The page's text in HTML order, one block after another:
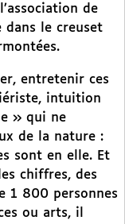
de
dans le creuset
entretenir ces
intuition
» qui ne
de la nature :
sont en elle. Et
chiffres, des
1 800 personnes
ou arts, il